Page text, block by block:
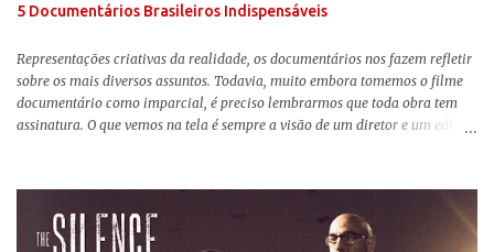
5 Documentários Brasileiros Indispensáveis
Representações criativas da realidade, os documentários nos fazem refletir
sobre os mais diversos assuntos. Todavia, muito embora tomemos o filme
documentário como imparcial, é preciso lembrarmos que toda obra tem
assinatura. O que vemos na tela é sempre a visão de um diretor e um editor
sempre importante levarmos em conta quem assina e qual a função social
da obra. O cinema brasileiro é celeiro de grandes documentaristas, muitos
deles mundialmente reconhecidos. Pensando na variedade de estilos e